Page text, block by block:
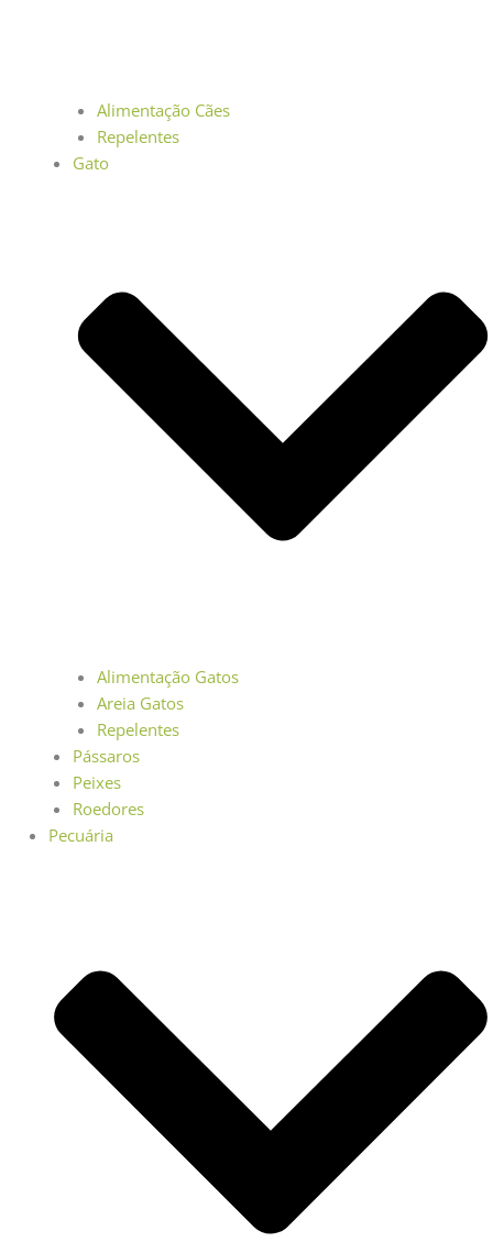
Alimentação Cães
Repelentes
Gato
Alimentação Gatos
Areia Gatos
Repelentes
Pássaros
Peixes
Roedores
Pecuária